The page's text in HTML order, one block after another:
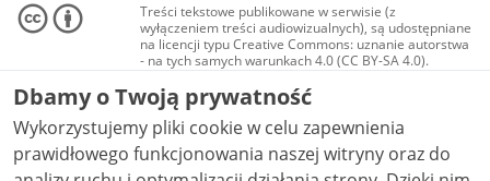
Treści tekstowe publikowane w serwisie (z
wyłączeniem treści audiowizualnych), są udostępniane
na licencji typu Creative Commons: uznanie autorstwa
- na tych samych warunkach 4.0 (CC BY-SA 4.0).
Materiały audiowizualne, w tym zdjęcia, materiały
audio i wideo, są udostępniane na licencji typu
Creative Commons: uznanie autorstwa użycie
niekomercyjne - bez utworów zależnych 4.0 (CC BY-
NC-ND 4.0), o ile nie jest to stwierdzone inaczej.
Dbamy o Twoją prywatność
Wykorzystujemy pliki cookie w celu zapewnienia
prawidłowego funkcjonowania naszej witryny oraz do